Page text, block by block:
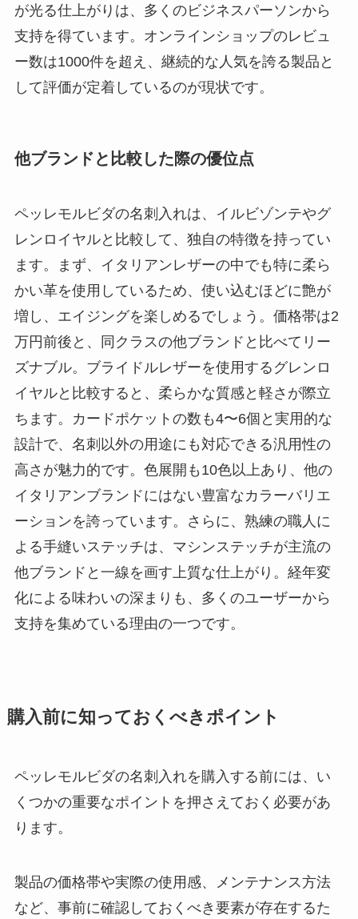
が光る仕上がりは、多くのビジネスパーソンから
支持を得ています。オンラインショップのレビュ
ー数は1000件を超え、継続的な人気を誇る製品と
して評価が定着しているのが現状です。
他ブランドと比較した際の優位点
ペッレモルビダの名刺入れは、イルビゾンテやグ
レンロイヤルと比較して、独自の特徴を持ってい
ます。まず、イタリアンレザーの中でも特に柔ら
かい革を使用しているため、使い込むほどに艶が
増し、エイジングを楽しめるでしょう。価格帯は2
万円前後と、同クラスの他ブランドと比べてリー
ズナブル。ブライドルレザーを使用するグレンロ
イヤルと比較すると、柔らかな質感と軽さが際立
ちます。カードポケットの数も4〜6個と実用的な
設計で、名刺以外の用途にも対応できる汎用性の
高さが魅力的です。色展開も10色以上あり、他の
イタリアンブランドにはない豊富なカラーバリエ
ーションを誇っています。さらに、熟練の職人に
よる手縫いステッチは、マシンステッチが主流の
他ブランドと一線を画す上質な仕上がり。経年変
化による味わいの深まりも、多くのユーザーから
支持を集めている理由の一つです。
購入前に知っておくべきポイント
ペッレモルビダの名刺入れを購入する前には、い
くつかの重要なポイントを押さえておく必要があ
ります。
製品の価格帯や実際の使用感、メンテナンス方法
など、事前に確認しておくべき要素が存在するた